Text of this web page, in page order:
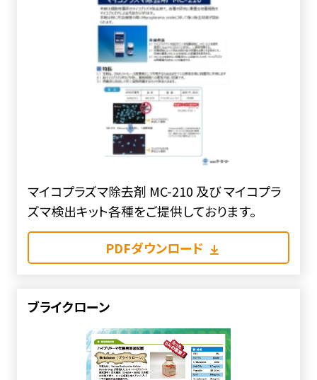
マイコプラズマ除去剤 MC-210 及び マイコプラ
ズマ検出キット各種をご提供しております。
PDFダウンロード
ブライクローン